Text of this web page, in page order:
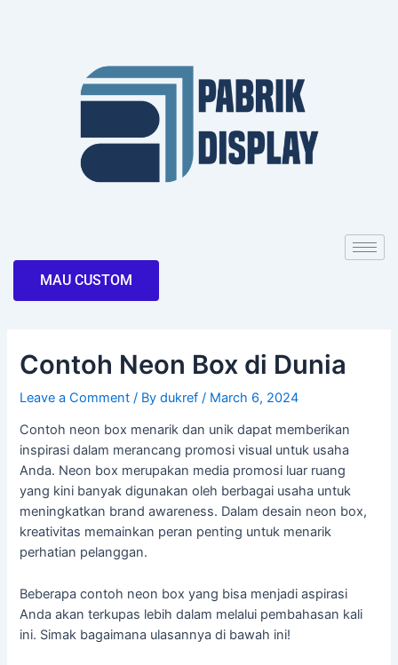
MAU CUSTOM
Contoh Neon Box di Dunia
Leave a Comment / Bydukref/ March 6, 2024
Contoh neon box menarik dan unik dapat memberikan
inspirasi dalam merancang promosi visual untuk usaha
Anda. Neon box merupakan media promosi luar ruang
yang kini banyak digunakan oleh berbagai usaha untuk
meningkatkan brand awareness. Dalam desain neon box,
kreativitas memainkan peran penting untuk menarik
perhatian pelanggan.
Beberapa contoh neon box yang bisa menjadi aspirasi
Anda akan terkupas lebih dalam melalui pembahasan kali
ini. Simak bagaimana ulasannya di bawah ini!